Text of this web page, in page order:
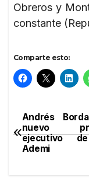
Obreros y
constante
Comparte esto:
de
Andrés
nuevo
ejecutivo
Ademi